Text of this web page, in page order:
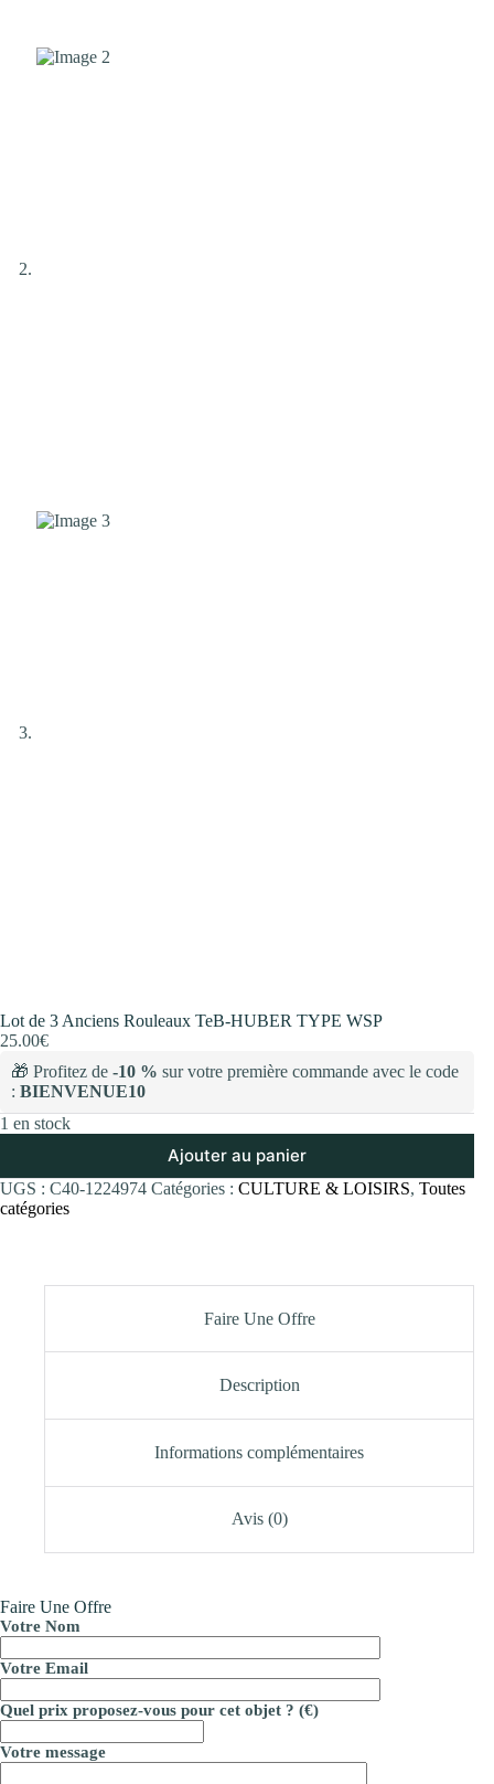
Lot de 3 Anciens Rouleaux TeB-HUBER TYPE WSP
25.00€
🎁 Profitez de -10 % sur votre première commande avec le code
: BIENVENUE10
1 en stock
Ajouter au panier
UGS : C40-1224974 Catégories : CULTURE & LOISIRS, Toutes
catégories
Faire Une Offre
Description
Informations complémentaires
Avis (0)
Faire Une Offre
Votre Nom
Votre Email
Quel prix proposez-vous pour cet objet ? (€)
Votre message